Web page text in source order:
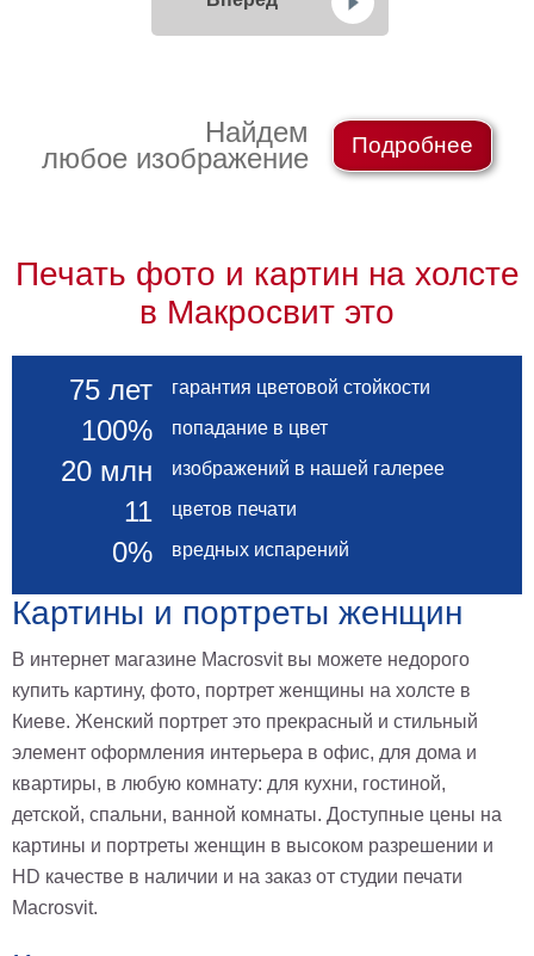
Найдем
любое изображение
Подробнее
Печать фото и картин на холсте
в Макросвит это
75 лет гарантия цветовой стойкости
100% попадание в цвет
20 млн изображений в нашей галерее
11 цветов печати
0% вредных испарений
Картины и портреты женщин
В интернет магазине Macrosvit вы можете недорого
купить картину, фото, портрет женщины на холсте в
Киеве. Женский портрет это прекрасный и стильный
элемент оформления интерьера в офис, для дома и
квартиры, в любую комнату: для кухни, гостиной,
детской, спальни, ванной комнаты. Доступные цены на
картины и портреты женщин в высоком разрешении и
HD качестве в наличии и на заказ от студии печати
Macrosvit.